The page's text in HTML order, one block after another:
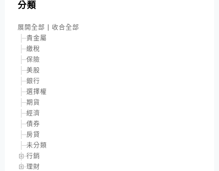
分類
展開全部
收合全部
貴金屬
繳稅
保險
美股
銀行
選擇權
期貨
經濟
債券
房貸
未分類
行銷
理財